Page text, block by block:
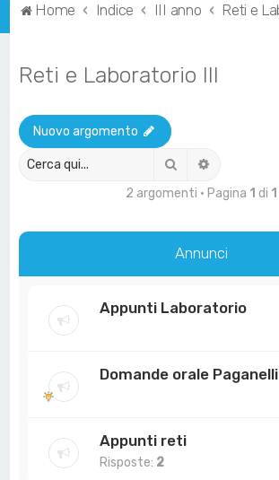
Home Indice III anno
Reti e Laboratorio III
Nuovo argomento
Cerca
2 argomenti • Pagina 1 di 1
Annunci
Appunti Laboratorio
Domande orale Paganelli
Appunti reti
Risposte: 2